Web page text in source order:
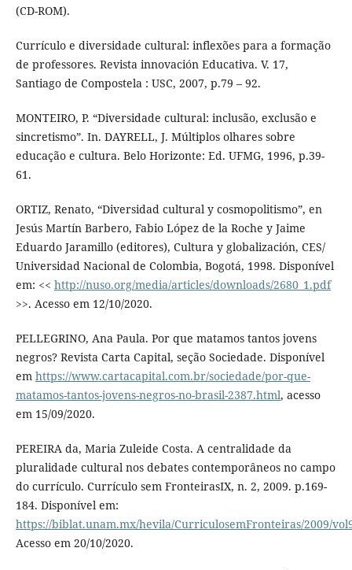
(CD-ROM).
Currículo e diversidade cultural: inflexões para a formação
de professores. Revista innovación Educativa. V. 17,
Santiago de Compostela : USC, 2007, p.79 – 92.
MONTEIRO, P. “Diversidade cultural: inclusão, exclusão e
sincretismo”. In. DAYRELL, J. Múltiplos olhares sobre
educação e cultura. Belo Horizonte: Ed. UFMG, 1996, p.39-
61.
ORTIZ, Renato, “Diversidad cultural y cosmopolitismo”, en
Jesús Martín Barbero, Fabio López de la Roche y Jaime
Eduardo Jaramillo (editores), Cultura y globalización, CES/
Universidad Nacional de Colombia, Bogotá, 1998. Disponível
em: << http://nuso.org/media/articles/downloads/2680_1.pdf
>>. Acesso em 12/10/2020.
PELLEGRINO, Ana Paula. Por que matamos tantos jovens
negros? Revista Carta Capital, seção Sociedade. Disponível
em https://www.cartacapital.com.br/sociedade/por-que-
matamos-tantos-jovens-negros-no-brasil-2387.html, acesso
em 15/09/2020.
PEREIRA da, Maria Zuleide Costa. A centralidade da
pluralidade cultural nos debates contemporâneos no campo
do currículo. Currículo sem FronteirasIX, n. 2, 2009. p.169-
184. Disponível em:
https://biblat.unam.mx/hevila/CurriculosemFronteiras/2009/
Acesso em 20/10/2020.